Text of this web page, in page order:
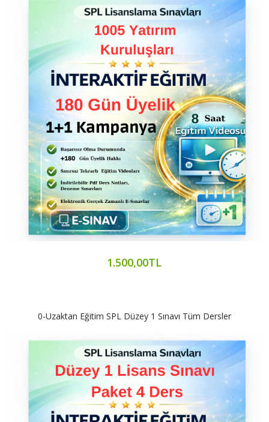
1.500,00TL
0-Uzaktan Eğitim SPL Düzey 1 Sınavı Tüm Dersler